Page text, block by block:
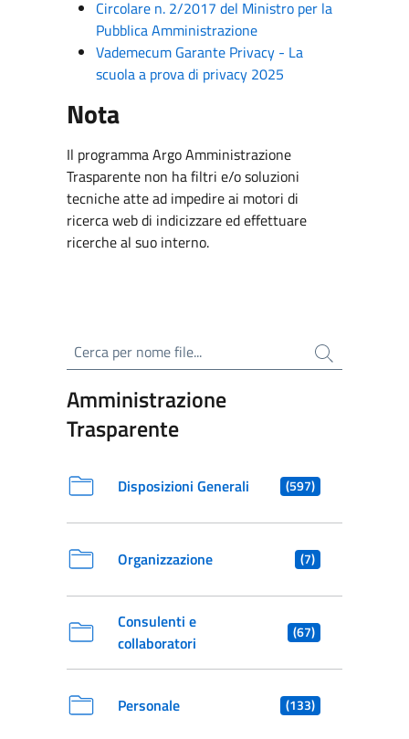
Circolare n. 2/2017 del Ministro per la
Pubblica Amministrazione
Vademecum Garante Privacy - La
scuola a prova di privacy 2025
Nota
Il programma Argo Amministrazione
Trasparente non ha filtri e/o soluzioni
tecniche atte ad impedire ai motori di
ricerca web di indicizzare ed effettuare
ricerche al suo interno.
Cerca per nome file
Amministrazione
Trasparente
Disposizioni Generali (597)
Organizzazione (7)
Consulenti e
collaboratori
(67)
Personale (133)